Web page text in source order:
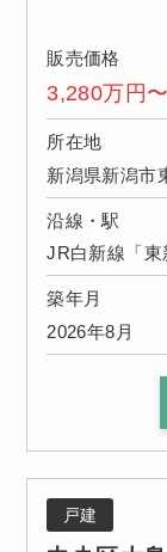
販売価格
3,280万円
所在地
新潟県新潟市
沿線・駅
JR白新線「東
築年月
2026年8月
戸建